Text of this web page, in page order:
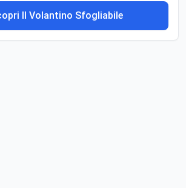
Il Volantino Sfogliabile